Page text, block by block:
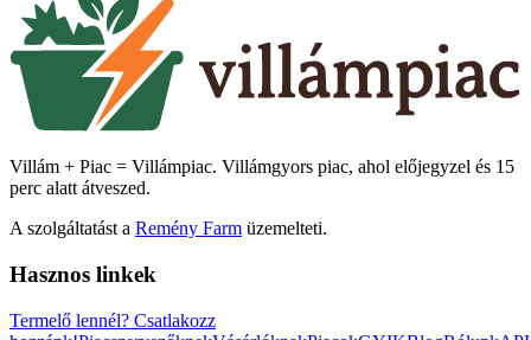
Villám + Piac = Villámpiac. Villámgyors piac, ahol előjegyzel és 15
perc alatt átveszed.
A szolgáltatást a Remény Farm üzemelteti.
Hasznos linkek
Termelő lennél? Csatlakozz